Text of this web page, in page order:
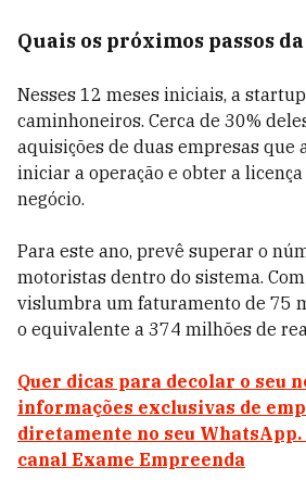
Quais os próximos passos
Nesses 12 meses iniciais, a
caminhoneiros. Cerca de 30%
aquisições de duas empresas que
iniciar a operação e obter a
negócio.
Para este ano, prevê superar o
motoristas dentro do sistema.
vislumbra um faturamento de 75
o equivalente a 374 milhões de
Quer dicas para decolar o seu
informações exclusivas de
diretamente no seu
canal Exame Empreenda